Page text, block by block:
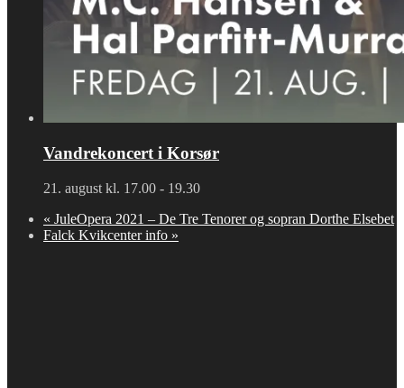
Vandrekoncert i Korsør
21. august kl. 17.00 - 19.30
« JuleOpera 2021 – De Tre Tenorer og sopran Dorthe Elsebet
Falck Kvikcenter info »